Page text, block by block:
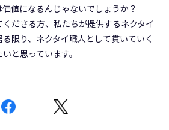
値になるんじゃないでしょうか？
ださる方、私たちが提供するネクタイ
限り、ネクタイ職人として貫いていく
と思っています。